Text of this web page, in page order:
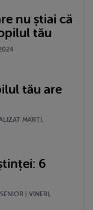
nu știai că
tău
tău are
MARŢI,
6
| VINERI,